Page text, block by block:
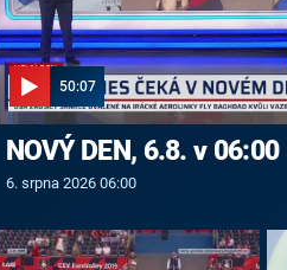
50:07
NOVÝ DEN, 6.8. v 06:00
6. srpna 2026 06:00